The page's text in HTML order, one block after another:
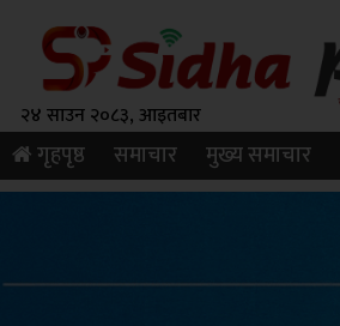
२४ साउन २०८३, आइतबार
गृहपृष्ठ समाचार मुख्य समाचार